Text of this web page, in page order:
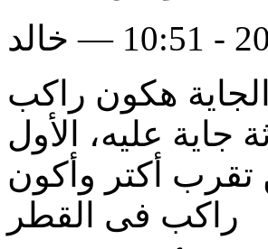
هكون راكب
جاية عليه، اﻷول
أكتر وأكون
راكب فى القطر